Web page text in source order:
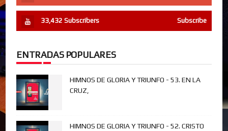
33,432 Subscribers Subscribe
ENTRADAS POPULARES
HIMNOS DE GLORIA Y TRIUNFO - 53. EN LA
CRUZ,
HIMNOS DE GLORIA Y TRIUNFO - 52. CRISTO